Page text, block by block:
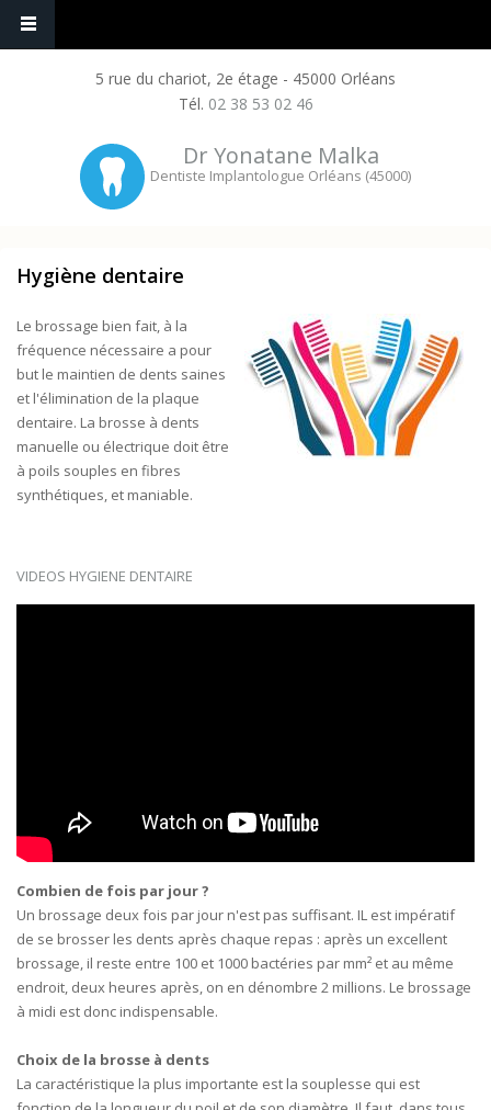
5 rue du chariot, 2e étage - 45000 Orléans
Tél. 02 38 53 02 46
Dr Yonatane Malka
Dentiste Implantologue Orléans (45000)
Hygiène dentaire
Le brossage bien fait, à la
fréquence nécessaire a pour
but le maintien de dents saines
et l'élimination de la plaque
dentaire. La brosse à dents
manuelle ou électrique doit être
à poils souples en fibres
synthétiques, et maniable.
VIDEOS HYGIENE DENTAIRE
Combien de fois par jour ?
Un brossage deux fois par jour n'est pas suffisant. IL est impératif
de se brosser les dents après chaque repas : après un excellent
brossage, il reste entre 100 et 1000 bactéries par mm² et au même
endroit, deux heures après, on en dénombre 2 millions. Le brossage
à midi est donc indispensable.
Choix de la brosse à dents
La caractéristique la plus importante est la souplesse qui est